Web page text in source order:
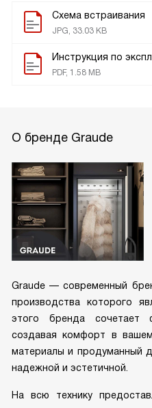
Схема встраивания
JPG, 33.03 KB
Инструкция по
PDF, 1.58 MB
О бренде Graude
Graude — современный
производства которого
этого бренда сочетает
создавая комфорт в
материалы и продуманный
надежной и эстетичной.
На всю технику